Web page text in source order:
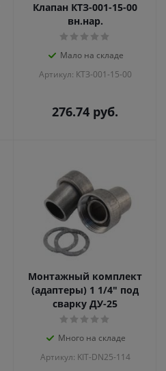
Клапан КТЗ-001-15-00
вн.нар.
Мало на складе
Артикул: КТЗ-001-15-00
276.74 руб.
Монтажный комплект
(адаптеры) 1 1/4" под
сварку ДУ-25
Много на складе
Артикул: KIT-DN25-114